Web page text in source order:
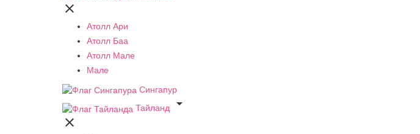

Атолл Ари
Атолл Баа
Атолл Мале
Мале
Сингапур
Тайланд

